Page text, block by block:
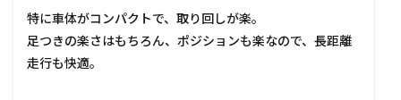
特に車体がコンパクトで、取り回しが楽。
足つきの楽さはもちろん、ポジションも楽なので、長距離
走行も快適。